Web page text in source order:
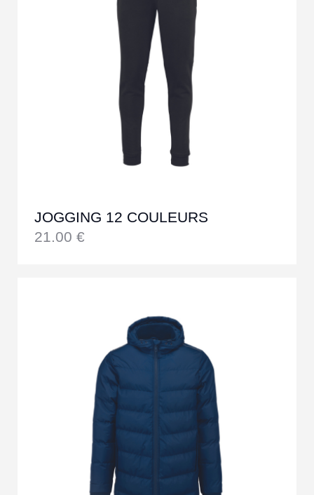
JOGGING 12 COULEURS
21.00€